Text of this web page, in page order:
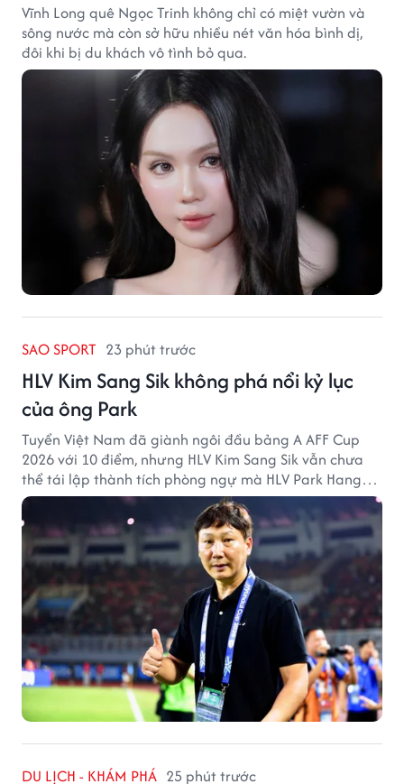
Vĩnh Long quê Ngọc Trinh không chỉ có miệt vườn và
sông nước mà còn sở hữu nhiều nét văn hóa bình dị,
đôi khi bị du khách vô tình bỏ qua.
SAO SPORT 23 phút trước
HLV Kim Sang Sik không phá nổi kỷ lục
của ông Park
Tuyển Việt Nam đã giành ngôi đầu bảng A AFF Cup
2026 với 10 điểm, nhưng HLV Kim Sang Sik vẫn chưa
thể tái lập thành tích phòng ngự mà HLV Park Hang
Seo từng tạo ra.
DU LỊCH - KHÁM PHÁ 25 phút trước